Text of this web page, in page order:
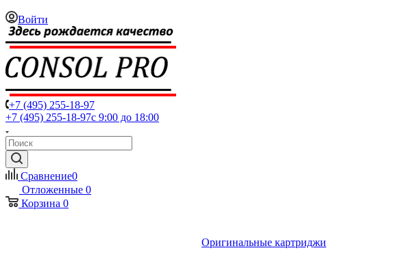
Войти
+7 (495) 255-18-97
+7 (495) 255-18-97с 9:00 до 18:00
Сравнение0
Отложенные 0
Корзина 0
Оригинальные картриджи